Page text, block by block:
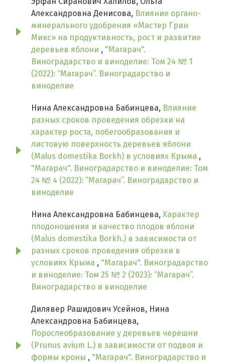
Александровна Денисова, Влияние органо-
минерального удобрения «Мастер Грин
Микс» на продуктивность, рост и развитие
деревьев яблони , "Магарач".
Виноградарство и виноделие: Том 24 № 1
(2022): “Магарач”. Виноградарство и
виноделие
Нина Александровна Бабинцева, Влияние
разных сроков проведения обрезки на
характер роста, побегообразования и
листовую поверхность деревьев яблони
(Malus domestika Borkh) в условиях Крыма ,
"Магарач". Виноградарство и виноделие: Том
24 № 4 (2022): “Магарач”. Виноградарство и
виноделие
Нина Александровна Бабинцева, Характер
плодоношения и качество плодов яблони
(Malus domestika Borkh.) в зависимости от
разных сроков проведения обрезки в
условиях Крыма , "Магарач". Виноградарство
и виноделие: Том 25 № 2 (2023): “Магарач”.
Виноградарство и виноделие
Дилявер Рашидович Усейнов, Нина
Александровна Бабинцева,
Порослеобразование у деревьев черешни
(Prunus avium L.) в зависимости от подвоя и
формы кроны , "Магарач". Виноградарство и